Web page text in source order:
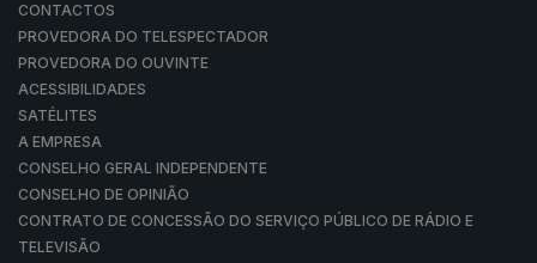
CONTACTOS
PROVEDORA DO TELESPECTADOR
PROVEDORA DO OUVINTE
ACESSIBILIDADES
SATÉLITES
A EMPRESA
CONSELHO GERAL INDEPENDENTE
CONSELHO DE OPINIÃO
CONTRATO DE CONCESSÃO DO SERVIÇO PÚBLICO DE RÁDIO E
TELEVISÃO